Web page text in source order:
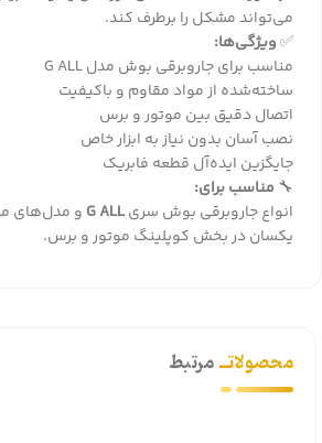
می‌تواند مشکل را برطرف کند.
✅ویژگی‌ها:
مناسب برای جاروبرقی بوش مدل G ALL
ساخته‌شده از مواد مقاوم و باکیفیت
اتصال دقیق بین موتور و برس
نصب آسان بدون نیاز به ابزار خاص
جایگزین ایده‌آل قطعه فابریک
🔧 مناسب برای:
انواع جاروبرقی بوش سریG ALLو مدل‌های
یکسان در بخش کوپلینگ موتور و برس.
محصولاتــمرتبط